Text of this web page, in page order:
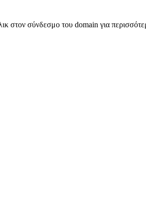
στον σύνδεσμο του domain για